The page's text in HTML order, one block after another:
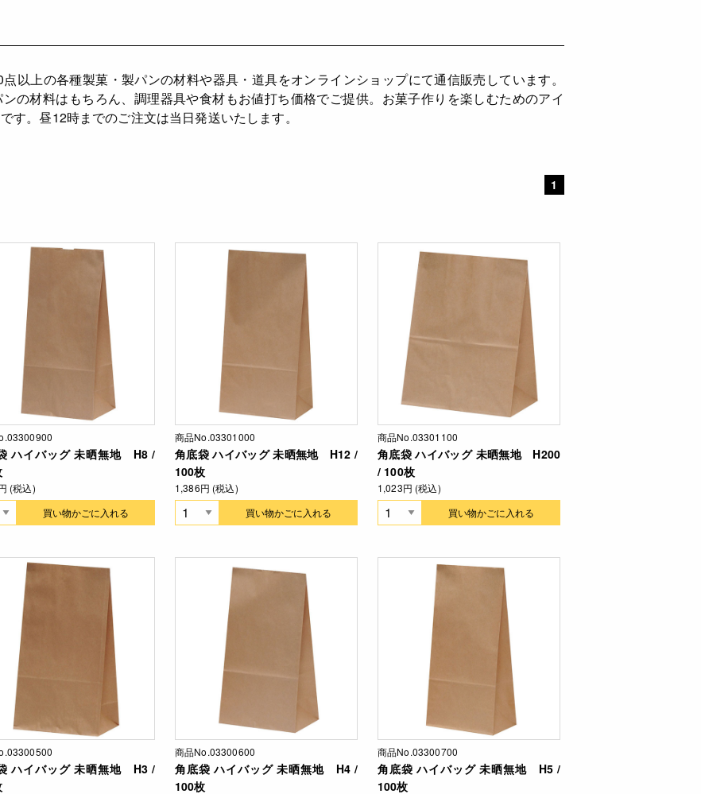
以上の各種製菓・製パンの材料や器具・道具をオンラインショップにて通信販売しています。
の材料はもちろん、調理器具や食材もお値打ち価格でご提供。お菓子作りを楽しむためのアイ
す。昼12時までのご注文は当日発送いたします。
1
ハイバッグ 未晒無地 H8 /
(税込)
買い物かごに入れる
商品No.03301000
角底袋 ハイバッグ 未晒無地 H12 /
100枚
1,386円 (税込)
買い物かごに入れる
商品No.03301100
角底袋 ハイバッグ 未晒無地 H200
/ 100枚
1,023円 (税込)
買い物かごに入れる
ハイバッグ 未晒無地 H3 /
商品No.03300600
角底袋 ハイバッグ 未晒無地 H4 /
100枚
商品No.03300700
角底袋 ハイバッグ 未晒無地 H5 /
100枚